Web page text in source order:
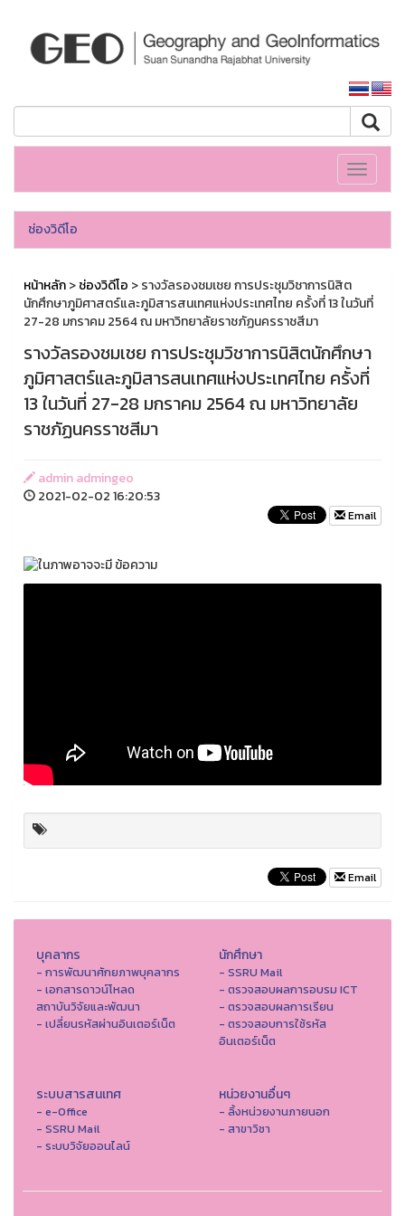
Toggle
ช่องวิดีโอ
หน้าหลัก>ช่องวิดีโอ > รางวัลรองชมเชย การประชุมวิชาการนิสิต
นักศึกษาภูมิศาสตร์และภูมิสารสนเทศแห่งประเทศไทย ครั้งที่ 13 ในวันที่
27-28 มกราคม 2564 ณ มหาวิทยาลัยราชภัฏนครราชสีมา
รางวัลรองชมเชย การประชุมวิชาการนิสิตนักศึกษา
ภูมิศาสตร์และภูมิสารสนเทศแห่งประเทศไทย ครั้งที่
13 ในวันที่ 27-28 มกราคม 2564 ณ มหาวิทยาลัย
ราชภัฏนครราชสีมา
admin admingeo
2021-02-02 16:20:53
Email
Email
บุคลากร
- การพัฒนาศักยภาพบุคลากร
- เอกสารดาวน์โหลด
สถาบันวิจัยและพัฒนา
- เปลี่ยนรหัสผ่านอินเตอร์เน็ต
นักศึกษา
- SSRU Mail
- ตรวจสอบผลการอบรม ICT
- ตรวจสอบผลการเรียน
- ตรวจสอบการใช้รหัส
อินเตอร์เน็ต
ระบบสารสนเทศ
- e-Office
- SSRU Mail
- ระบบวิจัยออนไลน์
หน่วยงานอื่นๆ
- ลิ้งหน่วยงานภายนอก
- สาขาวิชา